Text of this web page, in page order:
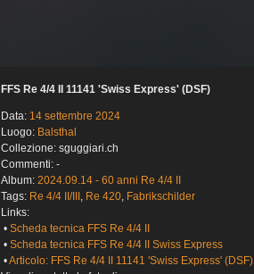
FFS Re 4/4 II 11141 'Swiss Express' (DSF)
Data: 14 settembre 2024
Luogo: Balsthal
Collezione: sguggiari.ch
Commenti: -
Album: 2024.09.14 - 60 anni Re 4/4 II
Tags: Re 4/4 II/III , Re 420, Fabrikschilder
Links:
• Scheda tecnica FFS Re 4/4 II
• Scheda tecnica FFS Re 4/4 II Swiss Express
•Articolo: FFS Re 4/4 II 11141 'Swiss Express' (DSF)